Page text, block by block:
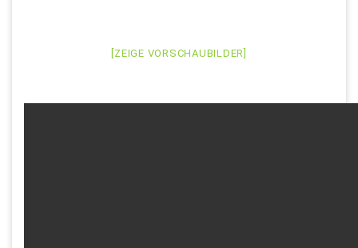
[ZEIGE VORSCHAUBILDER]